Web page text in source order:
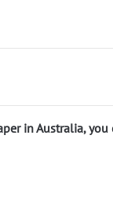
in Australia,